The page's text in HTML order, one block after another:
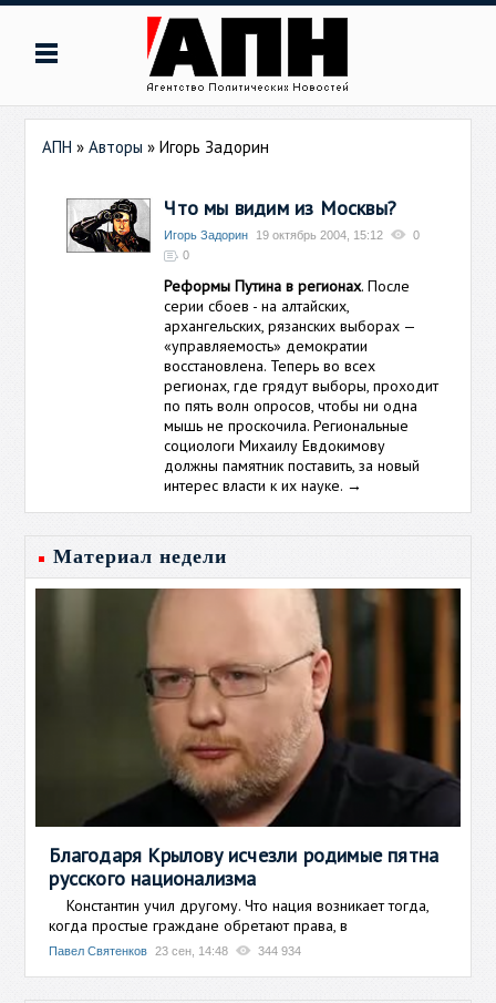
АПН »Авторы »Игорь Задорин
Что мы видим из Москвы?
Игорь Задорин 19 октябрь 2004, 15:12
0
0
Реформы Путина в регионах. После
серии сбоев - на алтайских,
архангельских, рязанских выборах —
«управляемость» демократии
восстановлена. Теперь во всех
регионах, где грядут выборы, проходит
по пять волн опросов, чтобы ни одна
мышь не проскочила. Региональные
социологи Михаилу Евдокимову
должны памятник поставить, за новый
интерес власти к их науке. →
Материал недели
Благодаря Крылову исчезли родимые пятна
русского национализма
Константин учил другому. Что нация возникает тогда,
когда простые граждане обретают права, в
Павел Святенков 23 сен, 14:48 344 934